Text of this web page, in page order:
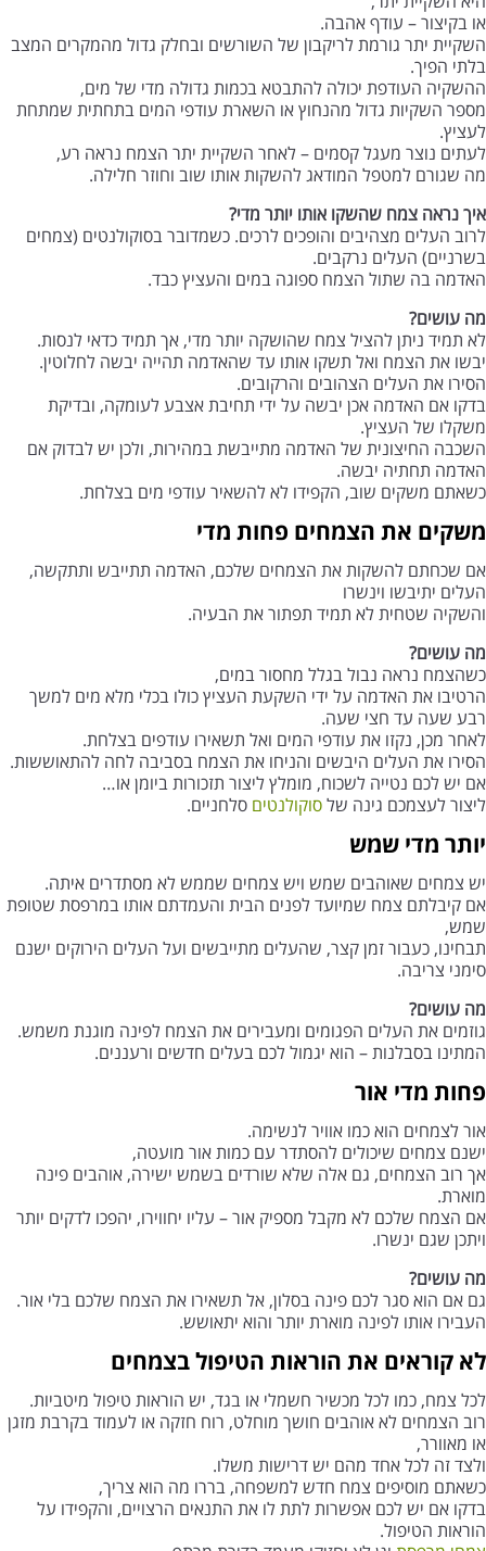
או בקיצור – עודף אהבה.
השקיית יתר גורמת לריקבון של השורשים ובחלק גדול מהמקרים המצב
בלתי הפיך.
ההשקיה העודפת יכולה להתבטא בכמות גדולה מדי של מים,
מספר השקיות גדול מהנחוץ או השארת עודפי המים בתחתית שמתחת
לעציץ.
לעתים נוצר מעגל קסמים – לאחר השקיית יתר הצמח נראה רע,
מה שגורם למטפל המודאג להשקות אותו שוב וחוזר חלילה.
איך נראה צמח שהשקו אותו יותר מדי?
לרוב העלים מצהיבים והופכים לרכים. כשמדובר בסוקולנטים (צמחים
בשרניים) העלים נרקבים.
האדמה בה שתול הצמח ספוגה במים והעציץ כבד.
מה עושים?
לא תמיד ניתן להציל צמח שהושקה יותר מדי, אך תמיד כדאי לנסות.
יבשו את הצמח ואל תשקו אותו עד שהאדמה תהייה יבשה לחלוטין.
הסירו את העלים הצהובים והרקובים.
בדקו אם האדמה אכן יבשה על ידי תחיבת אצבע לעומקה, ובדיקת
משקלו של העציץ.
השכבה החיצונית של האדמה מתייבשת במהירות, ולכן יש לבדוק אם
האדמה תחתיה יבשה.
כשאתם משקים שוב, הקפידו לא להשאיר עודפי מים בצלחת.
משקים את הצמחים פחות מדי
אם שכחתם להשקות את הצמחים שלכם, האדמה תתייבש ותתקשה,
העלים יתיבשו וינשרו
והשקיה שטחית לא תמיד תפתור את הבעיה.
מה עושים?
כשהצמח נראה נבול בגלל מחסור במים,
הרטיבו את האדמה על ידי השקעת העציץ כולו בכלי מלא מים למשך
רבע שעה עד חצי שעה.
לאחר מכן, נקזו את עודפי המים ואל תשאירו עודפים בצלחת.
הסירו את העלים היבשים והניחו את הצמח בסביבה לחה להתאוששות.
אם יש לכם נטייה לשכוח, מומלץ ליצור תזכורות ביומן או…
ליצור לעצמכם גינה שלסוקולנטים סלחניים.
יותר מדי שמש
יש צמחים שאוהבים שמש ויש צמחים שממש לא מסתדרים איתה.
אם קיבלתם צמח שמיועד לפנים הבית והעמדתם אותו במרפסת שטופת
שמש,
תבחינו, כעבור זמן קצר, שהעלים מתייבשים ועל העלים הירוקים ישנם
סימני צריבה.
מה עושים?
גוזמים את העלים הפגומים ומעבירים את הצמח לפינה מוגנת משמש.
המתינו בסבלנות – הוא יגמול לכם בעלים חדשים ורעננים.
פחות מדי אור
אור לצמחים הוא כמו אוויר לנשימה.
ישנם צמחים שיכולים להסתדר עם כמות אור מועטה,
אך רוב הצמחים, גם אלה שלא שורדים בשמש ישירה, אוהבים פינה
מוארת.
אם הצמח שלכם לא מקבל מספיק אור – עליו יחווירו, יהפכו לדקים יותר
ויתכן שגם ינשרו.
מה עושים?
גם אם הוא סגר לכם פינה בסלון, אל תשאירו את הצמח שלכם בלי אור.
העבירו אותו לפינה מוארת יותר והוא יתאושש.
לא קוראים את הוראות הטיפולבצמחים
לכל צמח, כמו לכל מכשיר חשמלי או בגד, יש הוראות טיפול מיטביות.
רוב הצמחים לא אוהבים חושך מוחלט, רוח חזקה או לעמוד בקרבת מזגן
או מאוורר,
ולצד זה לכל אחד מהם יש דרישות משלו.
כשאתם מוסיפים צמח חדש למשפחה, בררו מה הוא צריך,
בדקו אם יש לכם אפשרות לתת לו את התנאים הרצויים, והקפידו על
הוראות הטיפול.